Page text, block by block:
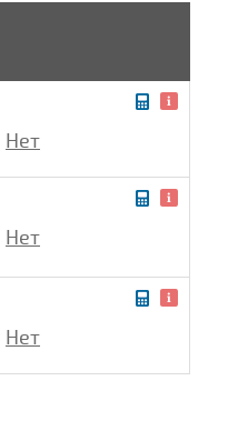
Нет
Нет
Нет